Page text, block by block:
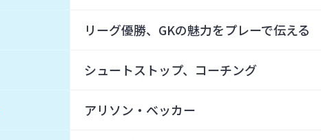
リーグ優勝、GKの魅力をプレーで伝える
シュートストップ、コーチング
アリソン・ベッカー